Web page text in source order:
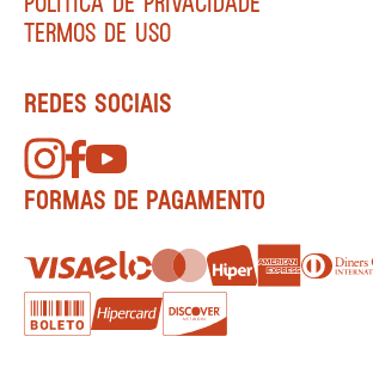
TERMOS DE USO
REDES SOCIAIS
FORMAS DE PAGAMENTO